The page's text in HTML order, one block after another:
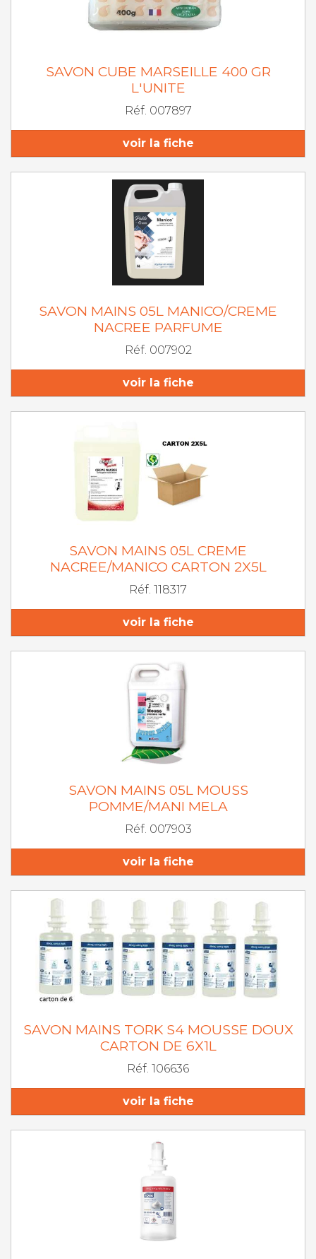
SAVON CUBE MARSEILLE 400 GR
L'UNITE
Réf. 007897
voir la fiche
SAVON MAINS 05L MANICO/CREME
NACREE PARFUME
Réf. 007902
voir la fiche
SAVON MAINS 05L CREME
NACREE/MANICO CARTON 2X5L
Réf. 118317
voir la fiche
SAVON MAINS 05L MOUSS
POMME/MANI MELA
Réf. 007903
voir la fiche
SAVON MAINS TORK S4 MOUSSE DOUX
CARTON DE 6X1L
Réf. 106636
voir la fiche